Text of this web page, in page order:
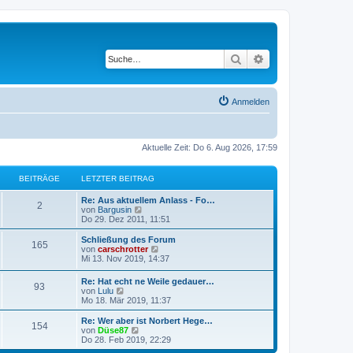
Suche
Anmelden
Aktuelle Zeit: Do 6. Aug 2026, 17:59
BEITRÄGE LETZTER BEITRAG
2B
i
r
ä
g
e
L
e
t
z
t
e
r
e
i
t
r
a
g
Re: Aus aktuellem Anlass - Fo…
von Bargusin
e
u
e
s
t
e
r
B
i
t
r
g
Do 29. Dez 2011, 11:51
165B
r
ä
L
e
t
t
e
r
B
e
i
t
r
Schließung des Forum
von carschrotter
e
e
s
e
r
B
i
Mi 13. Nov 2019, 14:37
93
i
t
L
e
t
z
t
e
r
Re: Hat echt ne Weile gedauer…
von Lulu
e
u
e
s
t
Mo 18. Mär 2019, 11:37
154B
L
e
t
z
Re: Wer aber ist Norbert Hege…
von Düse87
e
u
Do 28. Feb 2019, 22:29